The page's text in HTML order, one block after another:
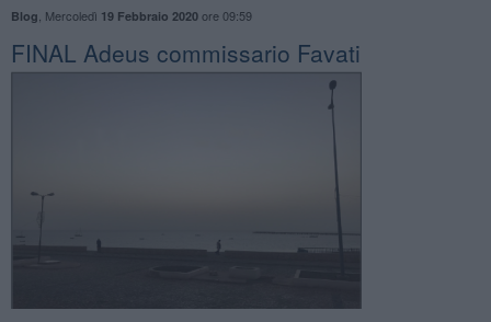
Blog Mercoledì 19 Febbraio 2020ore 09:59
FINAL Adeus commissario Favati